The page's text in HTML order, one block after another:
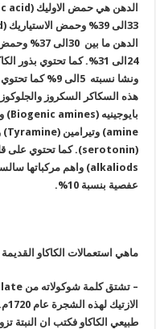
33الى 39% وحمض الاستياريك (
الدهن ما بين 30الى 37% وحمض البالماتيل (
هذه السكاكر السكروز
amine) وتيرامين (
Tyramine
)
(serotonin). كما تحتوي على قلويدات ايزوكوينوليه (
alkaliods) واهم مركباتها سالسولينول (
عفصية بنسبة 10%.
ماهي استعمالات الكاكاو القديمة
طبيعي الكاكاو فكتب ان النبتة